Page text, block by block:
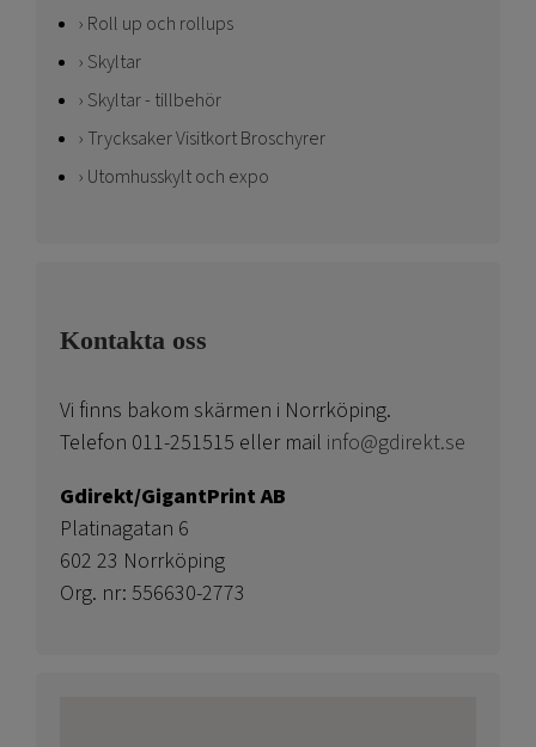
Roll up och rollups
Skyltar
Skyltar - tillbehör
Trycksaker Visitkort Broschyrer
Utomhusskylt och expo
Kontakta oss
Vi finns bakom skärmen i Norrköping.
Telefon 011-251515 eller mail info@gdirekt.se
Gdirekt/GigantPrint AB
Platinagatan 6
602 23 Norrköping
Org. nr: 556630-2773